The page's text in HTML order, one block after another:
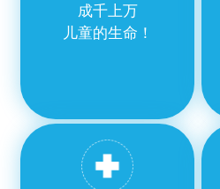
成千上万
儿童的生命！